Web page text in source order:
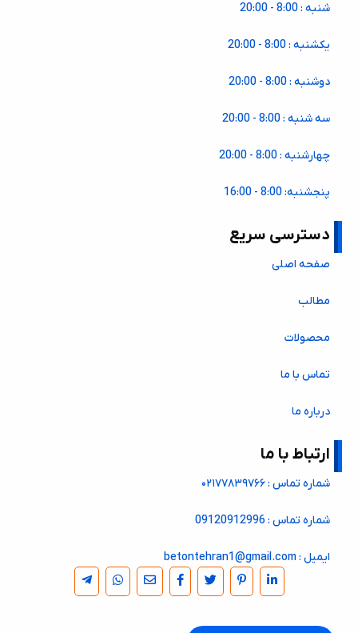
شنبه : 8:00 - 20:00
یکشنبه : 8:00 - 20:00
دوشنبه : 8:00 - 20:00
سه شنبه : 8:00 - 20:00
چهارشنبه : 8:00 - 20:00
پنجشنبه: 8:00 - 16:00
دسترسی سریع
صفحه اصلی
مطالب
محصولات
تماس با ما
درباره ما
ارتباط با ما
شماره تماس : ۰۲۱۷۷۸۳۹۷۶۶
شماره تماس : 09120912996
ایمیل : betontehran1@gmail.com